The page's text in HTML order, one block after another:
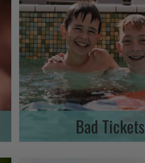
Bad Tickets